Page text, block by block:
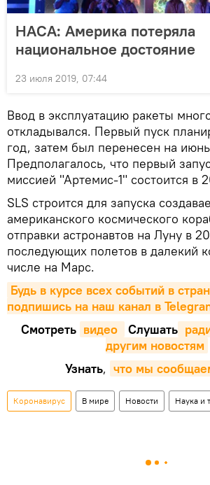
НАСА: Америка потеряла
национальное достояние
23 июля 2019, 07:44
Ввод в эксплуатацию ракеты
откладывался. Первый пуск
год, затем был перенесен на
Предполагалось, что первый
миссией "Артемис-1" состоится в
SLS строится для запуска
американского космического
отправки астронавтов на Луну в
последующих полетов в далекий
числе на Марс.
Будь в курсе всех событий в
подпишись на наш канал в
Смотреть видео Cлушать
другим новостям
Узнать, что мы
Коронавирус В мире Новости Наука и